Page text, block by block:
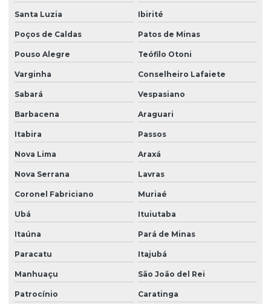
Santa Luzia Ibirité
Poços de Caldas Patos de Minas
Pouso Alegre Teófilo Otoni
Varginha Conselheiro Lafaiete
Sabará Vespasiano
Barbacena Araguari
Itabira Passos
Nova Lima Araxá
Nova Serrana Lavras
Coronel Fabriciano Muriaé
Ubá Ituiutaba
Itaúna Pará de Minas
Paracatu Itajubá
Manhuaçu São João del Rei
Patrocínio Caratinga